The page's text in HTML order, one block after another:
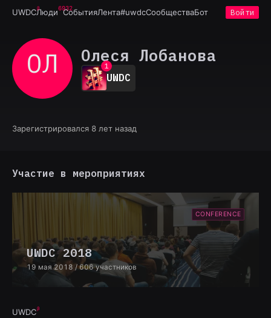
UWDCЛюди6932
СобытияЛента#uwdcСообществаБот Войти
ОЛ Олеся Лобанова
0
1
2
3
6
UWDC
Зарегистрировался 8 лет назад
Участие в мероприятиях
CONFERENCE
UWDC 2018
19 мая 2018 / 606 участников
UWDC